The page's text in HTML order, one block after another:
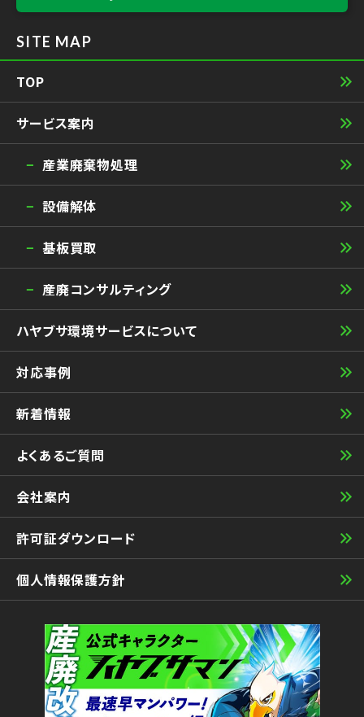
SITE MAP
TOP
サービス案内
産業廃棄物処理
設備解体
基板買取
産廃コンサルティング
ハヤブサ環境サービスについて
対応事例
新着情報
よくあるご質問
会社案内
許可証ダウンロード
個人情報保護方針